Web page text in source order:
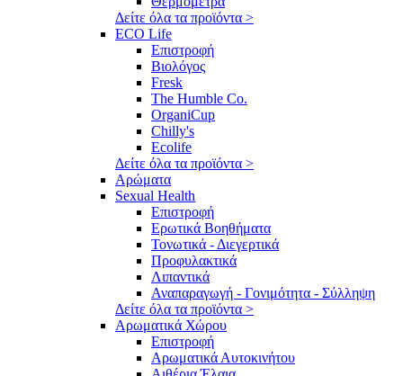
Δείτε όλα τα προϊόντα >
ECO Life
Επιστροφή
Βιολόγος
Fresk
The Humble Co.
OrganiCup
Chilly's
Ecolife
Δείτε όλα τα προϊόντα >
Αρώματα
Sexual Health
Επιστροφή
Ερωτικά Βοηθήματα
Τονωτικά - Διεγερτικά
Προφυλακτικά
Λιπαντικά
Αναπαραγωγή - Γονιμότητα - Σύλληψη
Δείτε όλα τα προϊόντα >
Αρωματικά Χώρου
Επιστροφή
Αρωματικά Αυτοκινήτου